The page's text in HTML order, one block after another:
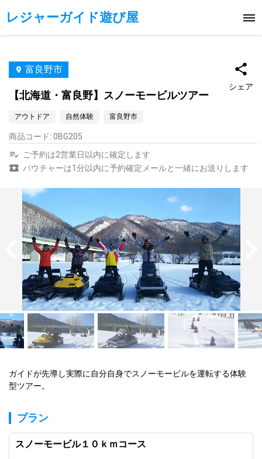
レジャーガイド遊び屋
富良野市
【北海道・富良野】スノーモービルツアー
シェア
アウトドア 自然体験 富良野市
商品コード: 0BG205
ご予約は2営業日以内に確定します
バウチャーは1分以内に予約確定メールと一緒にお送りします
ガイドが先導し実際に自分自身でスノーモービルを運転する体験
型ツアー。
プラン
スノーモービル１０ｋｍコース